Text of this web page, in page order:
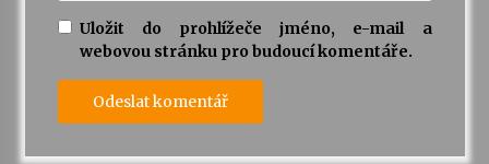
Uložit do prohlížeče jméno, e-mail a
webovou stránku pro budoucí komentáře.